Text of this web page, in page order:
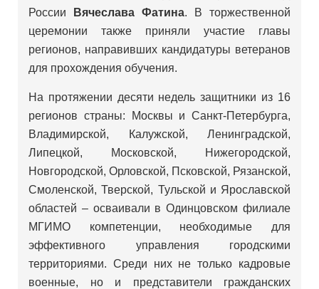
России
Вячеслава Фатина. В торжественной
церемонии также приняли участие главы
регионов, направивших кандидатуры ветеранов
для прохождения обучения.
На протяжении десяти недель защитники из 16
регионов страны: Москвы и Санкт-Петербурга,
Владимирской, Калужской, Ленинградской,
Липецкой, Московской, Нижегородской,
Новгородской, Орловской, Псковской, Рязанской,
Смоленской, Тверской, Тульской и Ярославской
областей – осваивали в Одинцовском филиале
МГИМО компетенции, необходимые для
эффективного управления городскими
территориями. Среди них не только кадровые
военные, но и представители гражданских